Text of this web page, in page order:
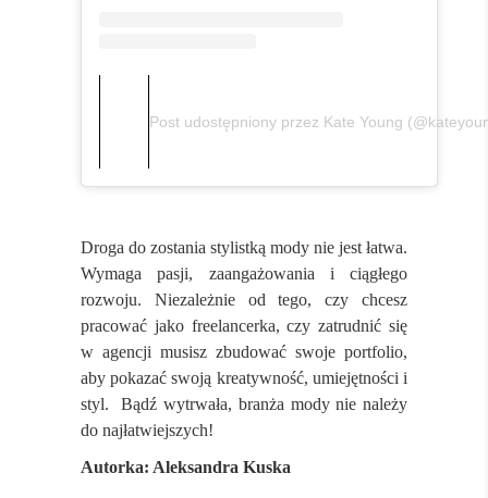
Post udostępniony przez Kate Young
Droga do zostania stylistką mody nie jest łatwa.
Wymaga pasji, zaangażowania i ciągłego
rozwoju. Niezależnie od tego, czy chcesz
pracować jako freelancerka, czy zatrudnić się
w agencji musisz zbudować swoje portfolio,
aby pokazać swoją kreatywność, umiejętności i
styl.
Bądź wytrwała, branża mody nie należy
do najłatwiejszych!
Autorka: Aleksandra Kuska